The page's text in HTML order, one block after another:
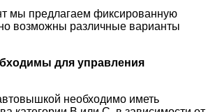
мы предлагаем фиксированную
возможны различные варианты
для управления
необходимо иметь